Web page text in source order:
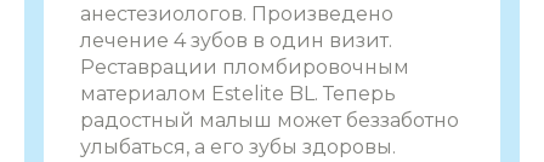
анестезиологов. Произведено
лечение 4 зубов в один визит.
Реставрации пломбировочным
материалом Estelite BL. Теперь
радостный малыш может беззаботно
улыбаться, а его зубы здоровы.